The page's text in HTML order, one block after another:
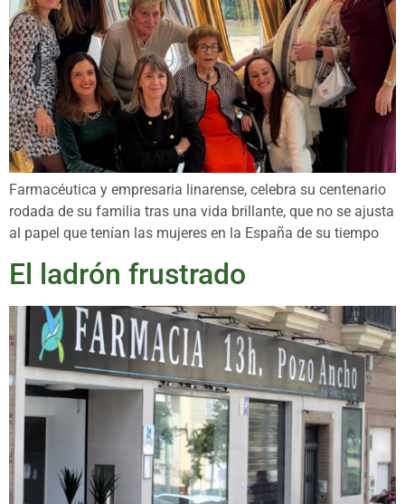
Farmacéutica y empresaria linarense, celebra su centenario
rodada de su familia tras una vida brillante, que no se ajusta
al papel que tenían las mujeres en la España de su tiempo
El ladrón frustrado